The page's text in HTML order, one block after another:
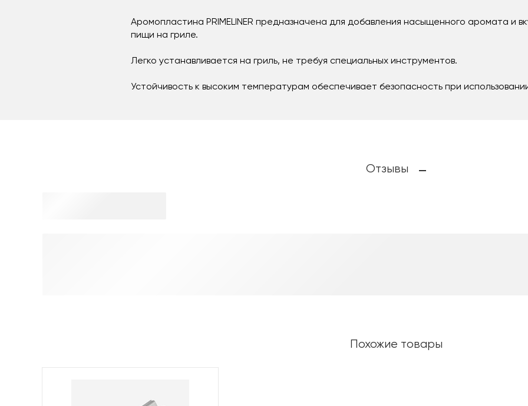
Аромопластина PRIMELINER предназначена для добавления насыщенного аромата и
пищи на гриле.
Легко устанавливается на гриль, не требуя специальных инструментов.
Устойчивость к высоким температурам обеспечивает безопасность при
Отзывы
Похожие товары